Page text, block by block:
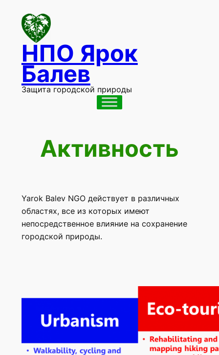
содержимому
НПО Ярок
Балев
Защита городской природы
Активность
Yarok Balev NGO действует в различных
областях, все из которых имеют
непосредственное влияние на сохранение
городской природы.